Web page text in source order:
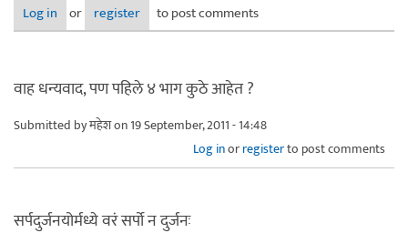
Log in or register to post comments
वाह धन्यवाद, पण पहिले ४ भाग कुठे आहेत ?
Submitted byमहेशon 19 September, 2011 - 14:48
Log inorregisterto post comments
सर्पदुर्जनयोर्मध्ये वरं सर्पो न दुर्जनः